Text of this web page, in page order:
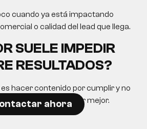
cuando ya está impactando
o calidad del lead que llega.
SUELE IMPEDIR
RESULTADOS?
hacer contenido por cumplir y no
para decidir mejor.
ahora